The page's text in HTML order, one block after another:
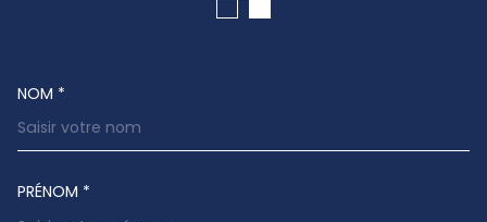
TRAD_MELTEM_VOSCOORDONNEES
NOM *
PRÉNOM *